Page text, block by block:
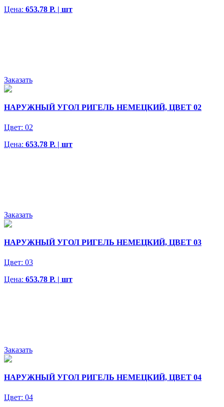
Цена: 653.78 Р. | шт
Заказать
НАРУЖНЫЙ УГОЛ РИГЕЛЬ НЕМЕЦКИЙ, ЦВЕТ 02
Цвет: 02
Цена: 653.78 Р. | шт
Заказать
НАРУЖНЫЙ УГОЛ РИГЕЛЬ НЕМЕЦКИЙ, ЦВЕТ 03
Цвет: 03
Цена: 653.78 Р. | шт
Заказать
НАРУЖНЫЙ УГОЛ РИГЕЛЬ НЕМЕЦКИЙ, ЦВЕТ 04
Цвет: 04